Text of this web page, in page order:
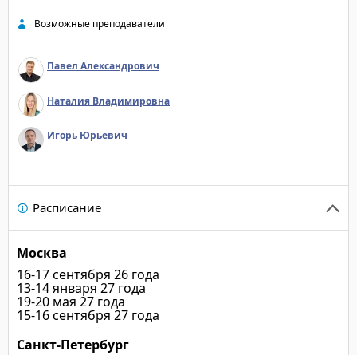
Возможные преподаватели
Павел Александрович
Наталия Владимировна
Игорь Юрьевич
Расписание
Москва
16-17 сентября 26 года
13-14 января 27 года
19-20 мая 27 года
15-16 сентября 27 года
Санкт-Петербург
Эмоциональный
очень интересно в